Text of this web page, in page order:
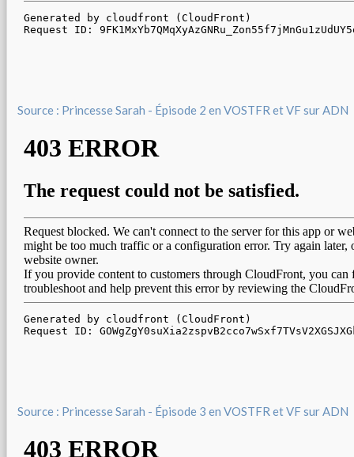
Source : Princesse Sarah - Épisode 2 en VOSTFR et VF sur ADN
Source : Princesse Sarah - Épisode 3 en VOSTFR et VF sur ADN